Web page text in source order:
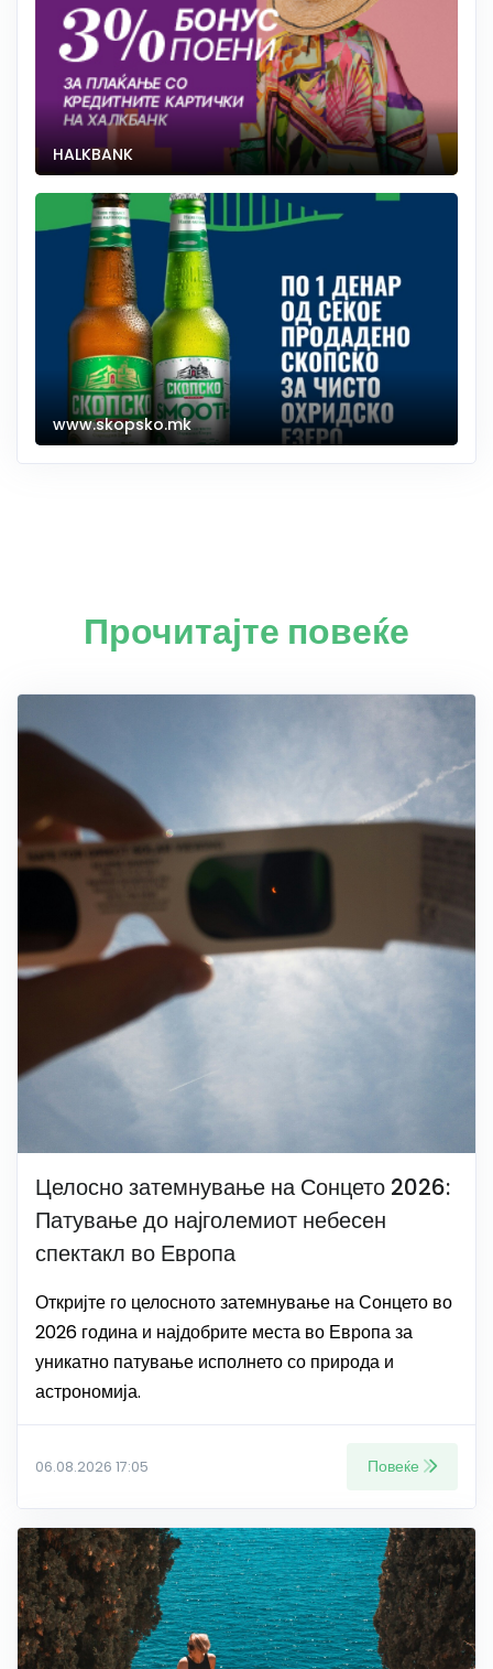
HALKBANK
www.skopsko.mk
Прочитајте повеќе
Целосно затемнување на Сонцето 2026:
Патување до најголемиот небесен
спектакл во Европа
Откријте го целосното затемнување на Сонцето во
2026 година и најдобрите места во Европа за
уникатно патување исполнето со природа и
астрономија.
06.08.2026 17:05 Повеќе